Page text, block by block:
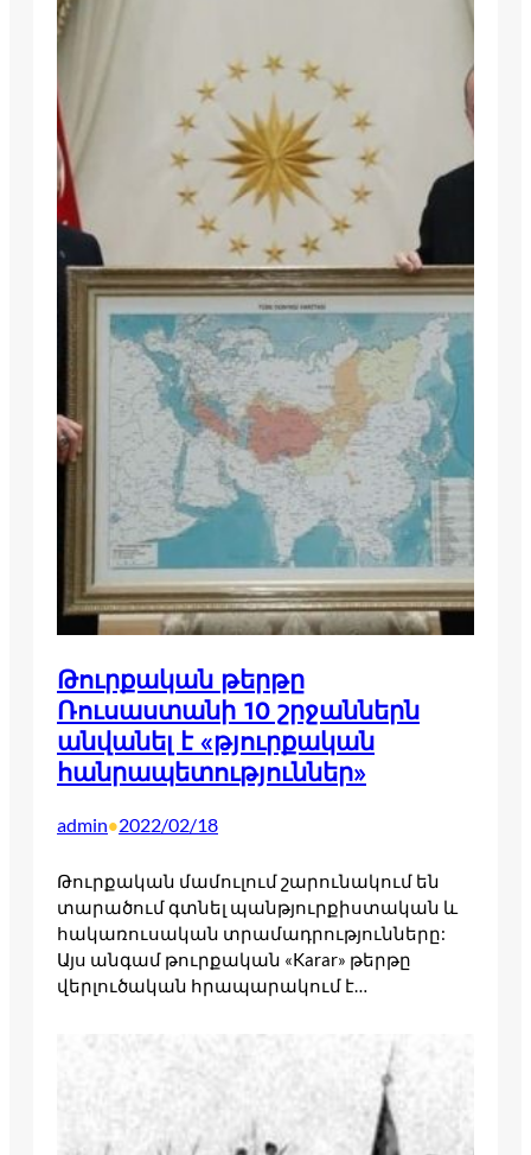
Թուրքական թերթը
Ռուսաստանի 10 շրջաններն
անվանել է «թյուրքական
հանրապետություններ»
admin•2022/02/18
Թուրքական մամուլում շարունակում են
տարածում գտնել պանթյուրքիստական և
հակառուսական տրամադրությունները:
Այս անգամ թուրքական «Karar» թերթը
վերլուծական հրապարակում է…